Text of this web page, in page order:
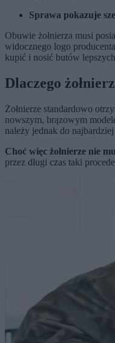
Sprawa pokazuje
Obuwie żołnierza musi
widocznego logo
kupić i nosić butów
Dlaczego
Żołnierze standardowo
nowszym, brązowym
należy jednak do
Choć więc żołnierze nie
przez długi czas taki